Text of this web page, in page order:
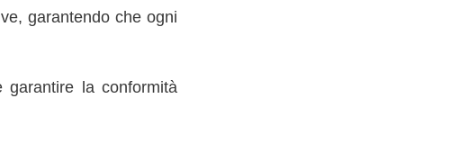
garantendo che ogni
garantire la conformità